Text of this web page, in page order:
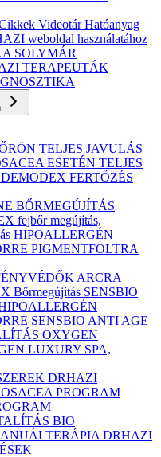
VideotárHatóanyag
weboldal használatához
SOLYMÁR
TERAPEUTÁK
TELJES JAVULÁS
ESETÉN TELJES
FERTŐZÉS
BŐRMEGÚJÍTÁS
fejbőr megújítás,
HIPOALLERGÉN
PIGMENTFOLTRA
ARCRA
Bőrmegújítás SENSBIO
SENSBIO ANTI AGE
OXYGEN
LUXURY SPA,
DRHAZI
PROGRAM
BIO
DRHAZI